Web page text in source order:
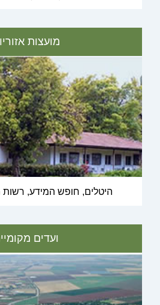
מועצות
היטלים, חופש המידע,
ועדים